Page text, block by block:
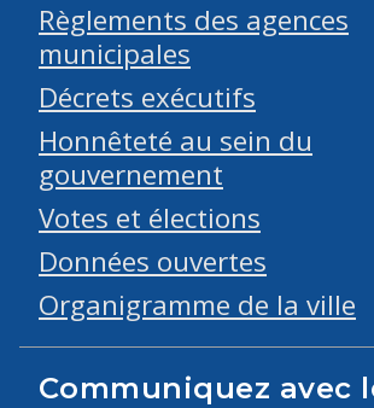
Règlements des agences
municipales
Décrets exécutifs
Honnêteté au sein du
gouvernement
Votes et élections
Données ouvertes
Organigramme de la ville
Communiquez avec